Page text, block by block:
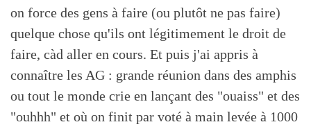
on force des gens à faire (ou plutôt ne pas faire)
quelque chose qu'ils ont légitimement le droit de
faire, càd aller en cours. Et puis j'ai appris à
connaître les AG : grande réunion dans des amphis
ou tout le monde crie en lançant des "ouaiss" et des
"ouhhh" et où on finit par voté à main levée à 1000